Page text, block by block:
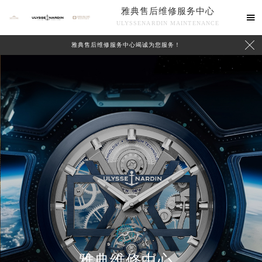
雅典售后维修服务中心
ULYSSENARDIN MAINTENANCE

雅典售后维修服务中心竭诚为您服务！ 
心介绍 联系我们